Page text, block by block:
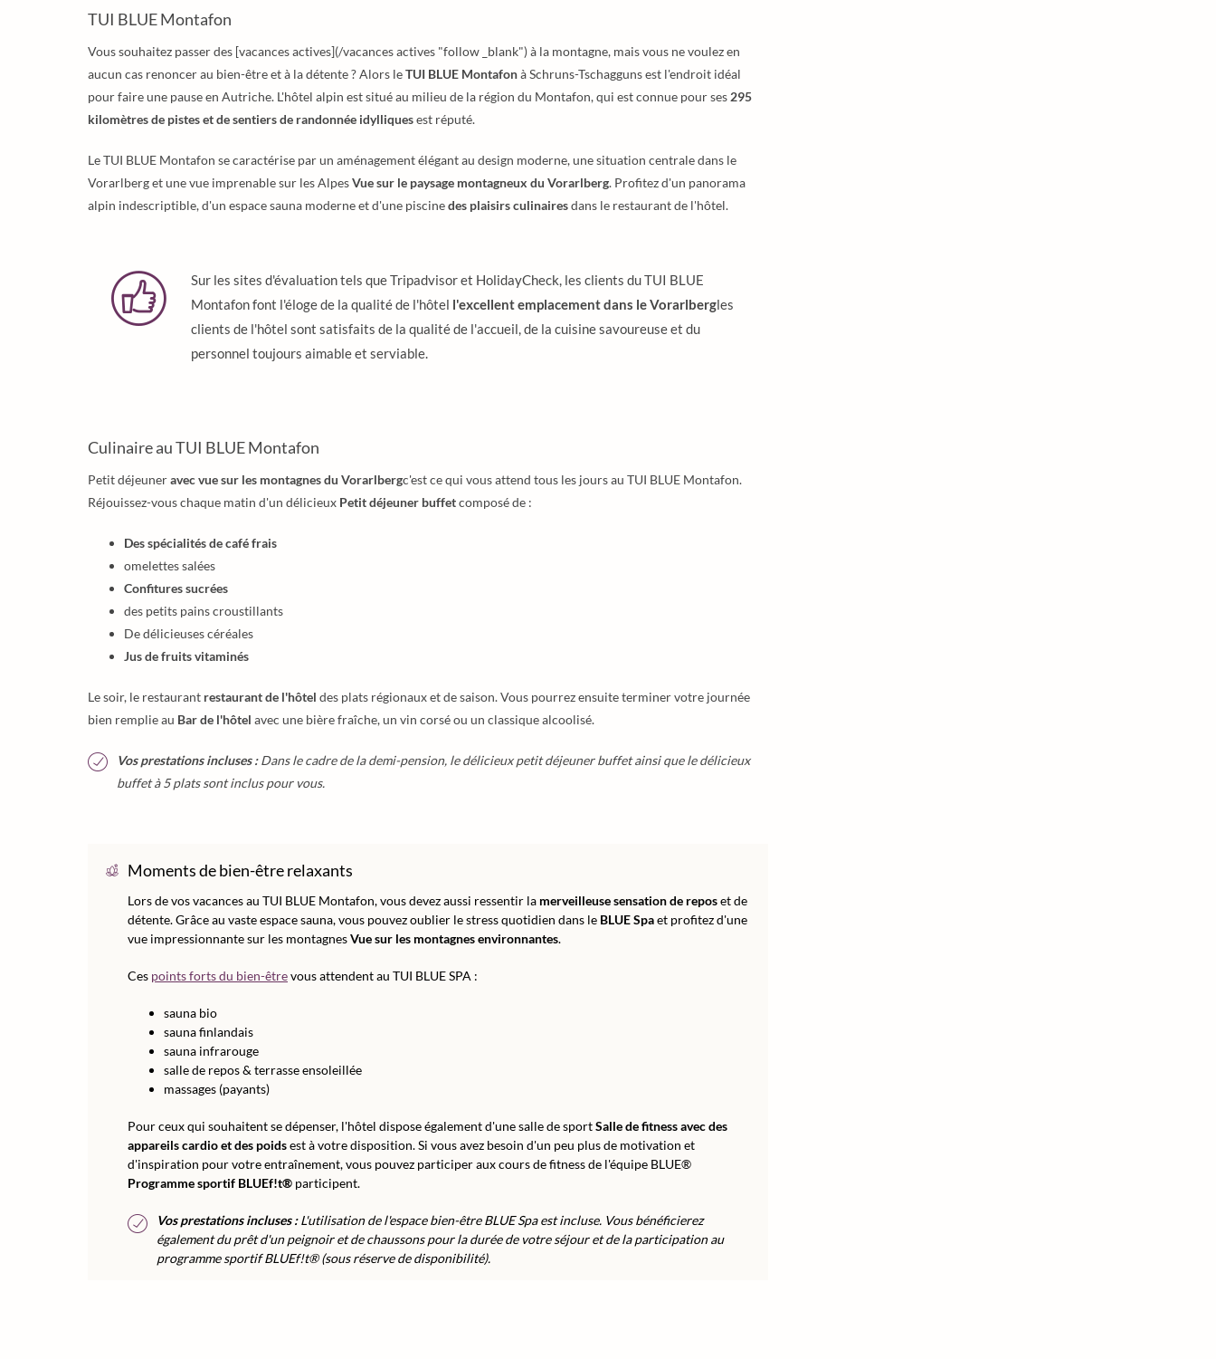
TUI BLUE Montafon
Vous souhaitez passer des [vacances actives](/vacances actives "follow _blank") à la montagne, mais vous ne voulez en
aucun cas renoncer au bien-être et à la détente ? Alors leTUI BLUE Montafonà Schruns-Tschagguns est l'endroit idéal
pour faire une pause en Autriche. L'hôtel alpin est situé au milieu de la région du Montafon, qui est connue pour ses 295
kilomètres de pistes et de sentiers de randonnée idylliquesest réputé.
Le TUI BLUE Montafon se caractérise par un aménagement élégant au design moderne, une situation centrale dans le
Vorarlberg et une vue imprenable sur les AlpesVue sur le paysage montagneux du Vorarlberg. Profitez d'un panorama
alpin indescriptible, d'un espace sauna moderne et d'une piscinedes plaisirs culinairesdans le restaurant de l'hôtel.
Sur les sites d'évaluation tels que Tripadvisor et HolidayCheck, les clients du TUI BLUE
Montafon font l'éloge de la qualité de l'hôtel l'excellent emplacement dans le Vorarlbergles
clients de l'hôtel sont satisfaits de la qualité de l'accueil, de la cuisine savoureuse et du
personnel toujours aimable et serviable.
Culinaire au TUI BLUE Montafon
Petit déjeuneravec vue sur les montagnes du Vorarlbergc'est ce qui vous attend tous les jours au TUI BLUE Montafon.
Réjouissez-vous chaque matin d'un délicieux Petit déjeuner buffetcomposé de :
Des spécialités de café frais
omelettes salées
Confitures sucrées
des petits pains croustillants
De délicieuses céréales
Jus de fruits vitaminés
Le soir, le restaurant restaurant de l'hôtel des plats régionaux et de saison. Vous pourrez ensuite terminer votre journée
bien remplie au Bar de l'hôtel avec une bière fraîche, un vin corsé ou un classique alcoolisé.
Vos prestations incluses :Dans le cadre de la demi-pension, le délicieux petit déjeuner buffet ainsi que le délicieux
buffet à 5 plats sont inclus pour vous.
Moments de bien-être relaxants
Lors de vos vacances au TUI BLUE Montafon, vous devez aussi ressentir la merveilleuse sensation de reposet de
détente. Grâce au vaste espace sauna, vous pouvez oublier le stress quotidien dans le BLUE Spaet profitez d'une
vue impressionnante sur les montagnesVue sur les montagnes environnantes.
Ces points forts du bien-êtrevous attendent au TUI BLUE SPA :
sauna bio
sauna finlandais
sauna infrarouge
salle de repos & terrasse ensoleillée
massages (payants)
Pour ceux qui souhaitent se dépenser, l'hôtel dispose également d'une salle de sportSalle de fitness avec des
appareils cardio et des poidsest à votre disposition. Si vous avez besoin d'un peu plus de motivation et
d'inspiration pour votre entraînement, vous pouvez participer aux cours de fitness de l'équipe BLUE®
Programme sportif BLUEf!t® participent.
Vos prestations incluses :L'utilisation de l'espace bien-être BLUE Spa est incluse. Vous bénéficierez
également du prêt d'un peignoir et de chaussons pour la durée de votre séjour et de la participation au
programme sportif BLUEf!t® (sous réserve de disponibilité).